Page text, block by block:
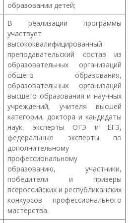
образовании детей;
В реализации программы
участвует
высококвалифицированный
преподавательский состав из
образовательных организаций
общего образования,
образовательных организаций
высшего образования и научных
учреждений, учителя высшей
категории, доктора и кандидаты
наук, эксперты ОГЭ и ЕГЭ,
федеральные эксперты по
дополнительному
профессиональному
образованию, участники,
победители и призеры
всероссийских и республиканских
конкурсов профессионального
мастерства.